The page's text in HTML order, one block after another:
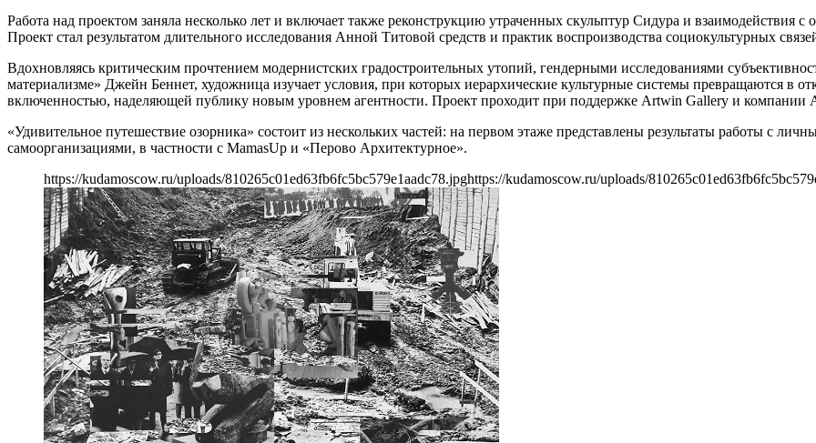
Работа над проектом заняла несколько лет и включает также реконструкцию утраченных скульптур Сидура и
Проект стал результатом длительного исследования Анной Титовой средств и практик воспроизводства социокультурных
Вдохновляясь критическим прочтением модернистских градостроительных утопий, гендерными исследованиями
материализме» Джейн Беннет, художница изучает условия, при которых иерархические культурные системы превращаются в
включенностью, наделяющей публику новым уровнем агентности. Проект проходит при поддержке Artwin Gallery и компании
«Удивительное путешествие озорника» состоит из нескольких частей: на первом этаже представлены результаты работы с
самоорганизациями, в частности с MamasUp и «Перово Архитектурное».
https://kudamoscow.ru/uploads/810265c01ed63fb6fc5bc579e1aadc78.jpghttps://kudamoscow.ru/uploads/